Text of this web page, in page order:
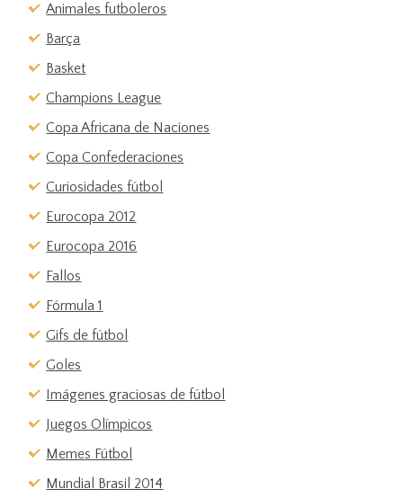
Animales futboleros
Barça
Basket
Champions League
Copa Africana de Naciones
Copa Confederaciones
Curiosidades fútbol
Eurocopa 2012
Eurocopa 2016
Fallos
Fórmula 1
Gifs de fútbol
Goles
Imágenes graciosas de fútbol
Juegos Olímpicos
Memes Fútbol
Mundial Brasil 2014